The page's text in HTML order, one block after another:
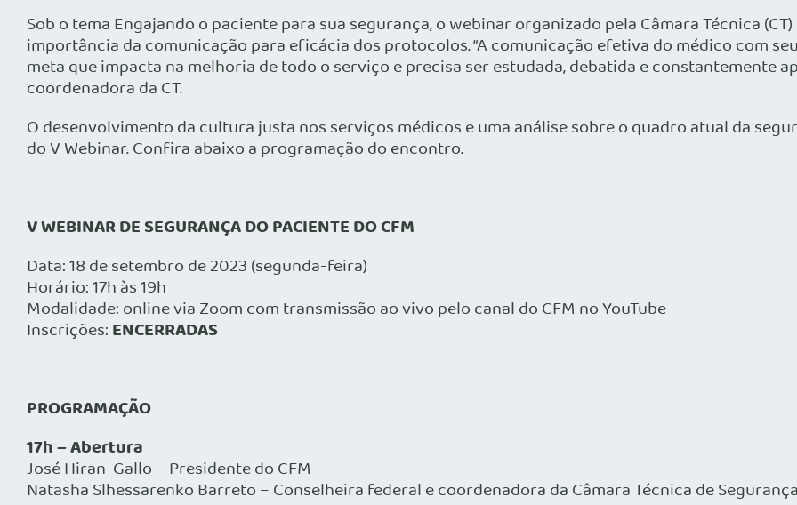
Sob o tema Engajando o paciente para sua segurança, o webinar organizado pela Câmara Técnica
importância da comunicação para eficácia dos protocolos. “A comunicação efetiva do médico com
meta que impacta na melhoria de todo o serviço e precisa ser estudada, debatida e constantemente
coordenadora da CT.
O desenvolvimento da cultura justa nos serviços médicos e uma análise sobre o quadro atual da
do V Webinar. Confira abaixo a programação do encontro.
V WEBINAR DE SEGURANÇA DO PACIENTE DO CFM
Data: 18 de setembro de 2023 (segunda-feira)
Horário: 17h às 19h
Modalidade: online via Zoom com transmissão ao vivo pelo canal do CFM no YouTube
Inscrições: ENCERRADAS
PROGRAMAÇÃO
17h – Abertura
José Hiran Gallo – Presidente do CFM
Natasha Slhessarenko Barreto – Conselheira federal e coordenadora da Câmara Técnica de